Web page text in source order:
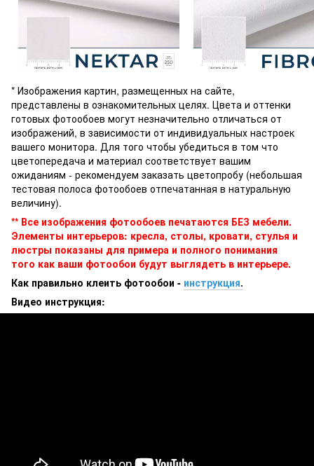
* Изображения картин, размещенных на сайте,
представлены в ознакомительных целях. Цвета и оттенки
готовых фотообоев могут незначительно отличаться от
изображений, в зависимости от индивидуальных настроек
вашего монитора. Для того чтобы убедиться в том что
цветопередача и материал соответствует вашим
ожиданиям - рекомендуем заказать цветопробу (небольшая
тестовая полоса фотообоев отпечатанная в натуральную
величину).
** Все изображения фотообоев печатаются БЕЗ мебели.
Элементы интерьеров: кресла, столы, кровати, стулья и
люстры показаны для примера и полного понимания
того как ваши фотообои будут выглядеть в интерьере.
Как правильно клеить фотообои - инструкция.
Видео инструкция: